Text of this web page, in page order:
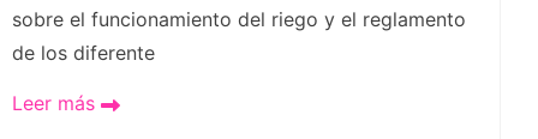
sobre el funcionamiento del riego y el reglamento
de los diferente
Leer más